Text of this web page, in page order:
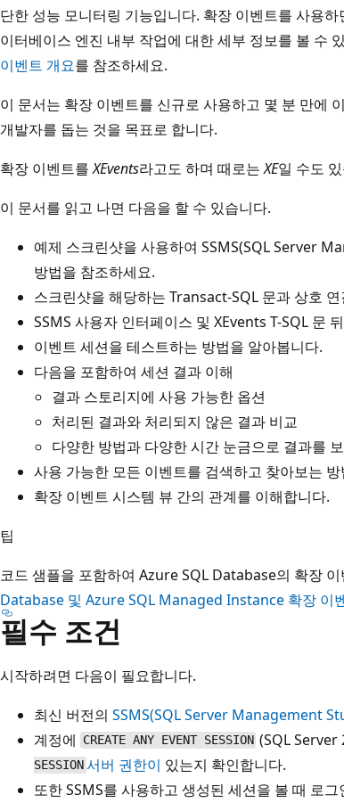
단한 성능 모니터링 기능입니다. 확장 이벤트를 사용
이터베이스 엔진 내부 작업에 대한 세부 정보를 볼 수
이벤트 개요를 참조하세요.
이 문서는 확장 이벤트를 신규로 사용하고 몇 분 만에
개발자를 돕는 것을 목표로 합니다.
확장 이벤트를XEvents라고도 하며 때로는XE일 수도
이 문서를 읽고 나면 다음을 할 수 있습니다.
예제 스크린샷을 사용하여 SSMS(SQL Server
방법을 참조하세요.
스크린샷을 해당하는 Transact-SQL 문과 상호
SSMS 사용자 인터페이스 및 XEvents T-SQL 문
이벤트 세션을 테스트하는 방법을 알아봅니다.
다음을 포함하여 세션 결과 이해
결과 스토리지에 사용 가능한 옵션
처리된 결과와 처리되지 않은 결과 비교
다양한 방법과 다양한 시간 눈금으로 결과를
사용 가능한 모든 이벤트를 검색하고 찾아보는
확장 이벤트 시스템 뷰 간의 관계를 이해합니다.
팁
코드 샘플을 포함하여 Azure SQL Database의 확장
Database 및 Azure SQL Managed Instance 확장 이
필수 조건
시작하려면 다음이 필요합니다.
최신 버전의 SSMS(SQL Server Management
계정에
CREATE ANY EVENT SESSION (SQL Server
SESSION서버 권한이 있는지 확인합니다.
또한 SSMS를 사용하고 생성된 세션을 볼 때 로